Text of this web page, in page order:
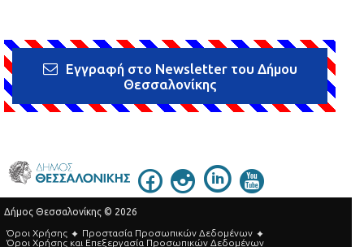
Εγγραφή στο Newsletter του Δήμου
Θεσσαλονίκης
Δήμος Θεσσαλονίκης © 2026
Όροι Χρήσης
Προστασία Προσωπικών Δεδομένων
Όροι Xρήσης και Eπεξεργασία Προσωπικών Δεδομένων